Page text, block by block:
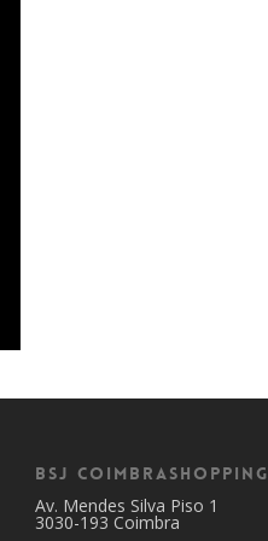
BSJ CoimbraShopping
Av. Mendes Silva Piso 1
3030-193 Coimbra